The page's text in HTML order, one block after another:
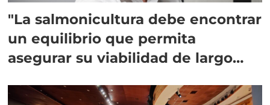
"La salmonicultura debe encontrar
un equilibrio que permita
asegurar su viabilidad de largo